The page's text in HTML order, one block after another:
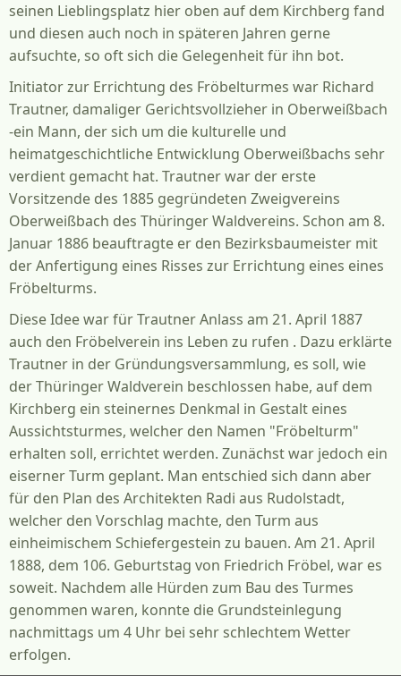
seinen Lieblingsplatz hier oben auf dem Kirchberg fand
und diesen auch noch in späteren Jahren gerne
aufsuchte, so oft sich die Gelegenheit für ihn bot.
Initiator zur Errichtung des Fröbelturmes war Richard
Trautner, damaliger Gerichtsvollzieher in Oberweißbach
-ein Mann, der sich um die kulturelle und
heimatgeschichtliche Entwicklung Oberweißbachs sehr
verdient gemacht hat. Trautner war der erste
Vorsitzende des 1885 gegründeten Zweigvereins
Oberweißbach des Thüringer Waldvereins. Schon am 8.
Januar 1886 beauftragte er den Bezirksbaumeister mit
der Anfertigung eines Risses zur Errichtung eines eines
Fröbelturms.
Diese Idee war für Trautner Anlass am 21. April 1887
auch den Fröbelverein ins Leben zu rufen . Dazu erklärte
Trautner in der Gründungsversammlung, es soll, wie
der Thüringer Waldverein beschlossen habe, auf dem
Kirchberg ein steinernes Denkmal in Gestalt eines
Aussichtsturmes, welcher den Namen "Fröbelturm"
erhalten soll, errichtet werden. Zunächst war jedoch ein
eiserner Turm geplant. Man entschied sich dann aber
für den Plan des Architekten Radi aus Rudolstadt,
welcher den Vorschlag machte, den Turm aus
einheimischem Schiefergestein zu bauen. Am 21. April
1888, dem 106. Geburtstag von Friedrich Fröbel, war es
soweit. Nachdem alle Hürden zum Bau des Turmes
genommen waren, konnte die Grundsteinlegung
nachmittags um 4 Uhr bei sehr schlechtem Wetter
erfolgen.